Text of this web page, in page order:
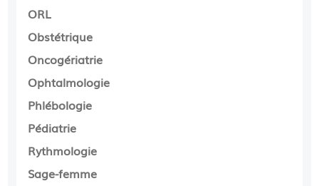
ORL
Obstétrique
Oncogériatrie
Ophtalmologie
Phlébologie
Pédiatrie
Rythmologie
Sage-femme